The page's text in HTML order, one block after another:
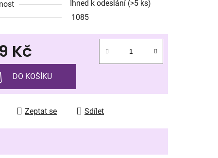
Ihned k odeslání (>5 ks)
1085
Kč
cena:
DO KOŠÍKU
Zeptat se Sdílet